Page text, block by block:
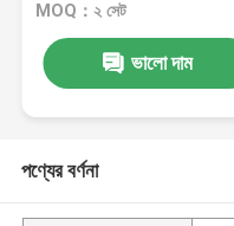
MOQ：২ সেট
ভালো দাম
পণ্যের বর্ণনা